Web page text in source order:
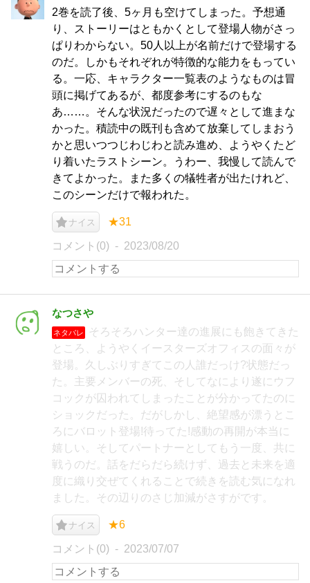
2巻を読了後、5ヶ月も空けてしまった。予想通
り、ストーリーはともかくとして登場人物がさっ
ぱりわからない。50人以上が名前だけで登場する
のだ。しかもそれぞれが特徴的な能力をもってい
る。一応、キャラクター一覧表のようなものは冒
頭に掲げてあるが、都度参考にするのもな
あ……。そんな状況だったので遅々として進まな
かった。積読中の既刊も含めて放棄してしまおう
かと思いつつじわじわと読み進め、ようやくたど
り着いたラストシーン。うわー、我慢して読んで
きてよかった。また多くの犠牲者が出たけれど、
このシーンだけで報われた。
ナイス ★31
コメント(0) 2023/08/20
なつさや
ネタバレ
そろそろハンター達の進展にも飽きてきた
ところ、ようやくイースターズオフィスの面々が
登場。久しぶりすぎてこの人誰だっけ?状態だっ
た。主要メンバーの死、そしてなにより遂にウフ
コックが囚われてしまったことが分かってたのに
ショックだった。だがしかし、絶望感が漂うとこ
ろにバロット登場!待ってた!感動の再開が本当に
嬉しい。そしてパートナーとしてもう一度、共に
戦うのだ。話をだらだら続けず、過去と未来を適
度に織り交ぜてくれることで続きを読む気になれ
ました。その辺りのさじ加減がさすがです。
ナイス ★6
コメント(0) 2023/07/07